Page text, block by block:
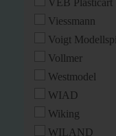
VEB Plasticart
Viessmann
Voigt
Vollmer
Westmodel
WIAD
Wiking
WILAND